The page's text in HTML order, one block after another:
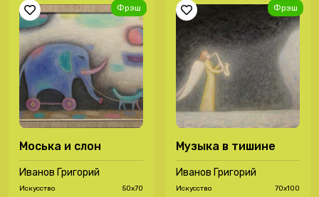
Фрэш
Моська и слон
Иванов Григорий
Иcкусство 50х70
Фрэш
Музыка в тишине
Иванов Григорий
Иcкусство 70х100